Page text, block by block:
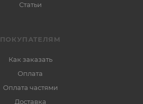
Статьи
ПОКУПАТЕЛЯМ
Как заказать
Оплата
Оплата частями
Доставка